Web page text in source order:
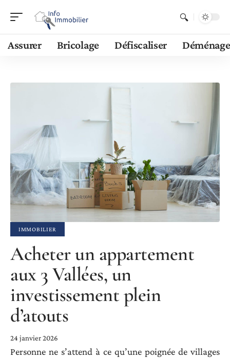
Assurer Bricolage Défiscaliser
IMMOBILIER
Acheter un appartement
aux 3 Vallées, un
investissement plein
d’atouts
24 janvier 2026
Personne ne s’attend à ce qu’une poignée de villages